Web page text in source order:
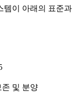
템이 아래의 표준과
존 및 분양